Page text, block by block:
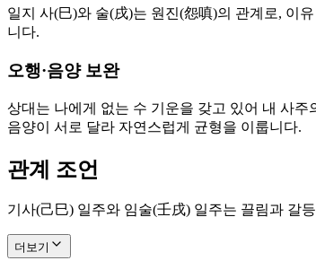
일지 사(巳)와 술(戌)는 원진(怨嗔)의 관계로, 이
니다.
오행·음양 보완
상대는 나에게 없는 수 기운을 갖고 있어 내 사
음양이 서로 달라 자연스럽게 균형을 이룹니다.
관계 조언
기사(己巳) 일주와 임술(壬戌) 일주는 끌림과 갈
더보기